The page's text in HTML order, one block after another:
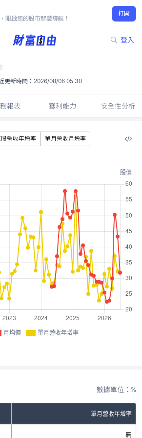
開啟您的股市智慧導航！
打開
登入
29.75
-3.1%
更新時間： 2026/08/06 05:30
報表 獲利能力 安全性分析
營收年增率
單月營收月增率
月均價 單月營收年增率
數據單位：%
單月營收年增率
無